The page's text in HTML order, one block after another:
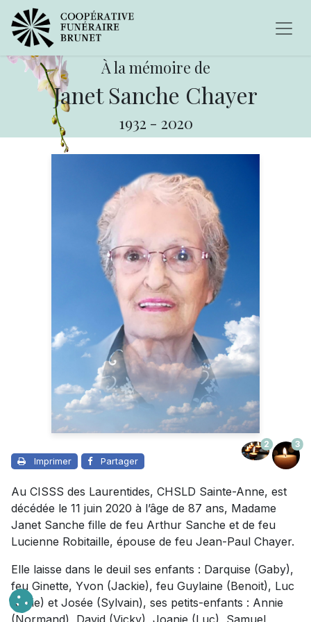
À la mémoire de
Janet Sanche Chayer
1932 - 2020
Imprimer Partager
2 3
Au CISSS des Laurentides, CHSLD Sainte-Anne, est
décédée le 11 juin 2020 à l’âge de 87 ans, Madame
Janet Sanche fille de feu Arthur Sanche et de feu
Lucienne Robitaille, épouse de feu Jean-Paul Chayer.
Elle laisse dans le deuil ses enfants : Darquise (Gaby),
feu Ginette, Yvon (Jackie), feu Guylaine (Benoit), Luc
(Julie) et Josée (Sylvain), ses petits-enfants : Annie
(Normand), David (Vicky), Joanie (Luc), Samuel,